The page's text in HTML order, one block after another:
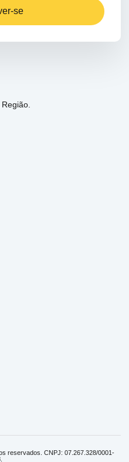
se
reservados. CNPJ: 07.267.328/0001-